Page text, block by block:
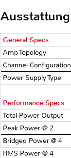
General Specs
Amp Topology
Channel Configuration
Power Supply Type
Performance Specs
Total Power Output
Peak Power @ 2 Ω
Bridged Power @ 4 Ω
RMS Power @ 4 Ω